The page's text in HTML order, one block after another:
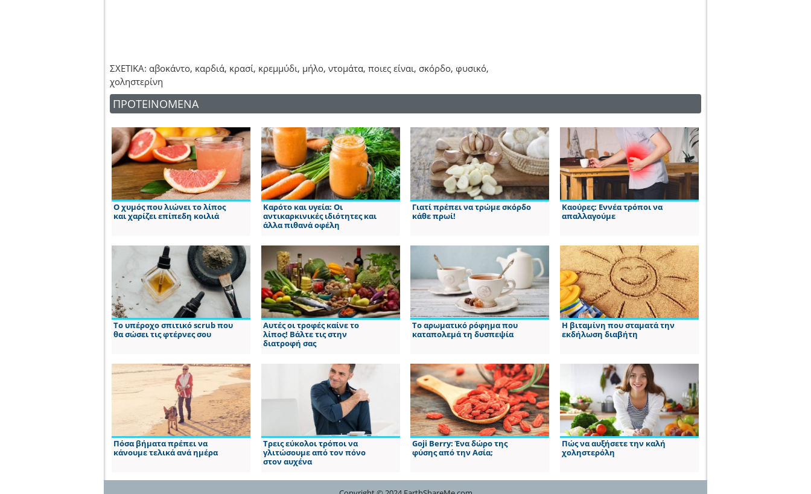
ΣΧΕΤΙΚΑ: αβοκάντο, καρδιά, κρασί, κρεμμύδι, μήλο, ντομάτα, ποιες είναι, σκόρδο, φυσικό,
χοληστερίνη
ΠΡΟΤΕΙΝΟΜΕΝΑ
Ο χυμός που λιώνει το λίπος
και χαρίζει επίπεδη κοιλιά
Καρότο και υγεία: Οι
αντικαρκινικές ιδιότητες και
άλλα πιθανά οφέλη
Γιατί πρέπει να τρώμε σκόρδο
κάθε πρωί!
Καούρες: Εννέα τρόποι να
απαλλαγούμε
Το υπέροχο σπιτικό scrub που
θα σώσει τις φτέρνες σου
Αυτές οι τροφές καίνε το
λίπος! Βάλτε τις στην
διατροφή σας
Το αρωματικό ρόφημα που
καταπολεμά τη δυσπεψία
Η βιταμίνη που σταματά την
εκδήλωση διαβήτη
Πόσα βήματα πρέπει να
κάνουμε τελικά ανά ημέρα
Τρεις εύκολοι τρόποι να
γλιτώσουμε από τον πόνο
στον αυχένα
Goji Berry: Ένα δώρο της
φύσης από την Ασία;
Πώς να αυξήσετε την καλή
χοληστερόλη